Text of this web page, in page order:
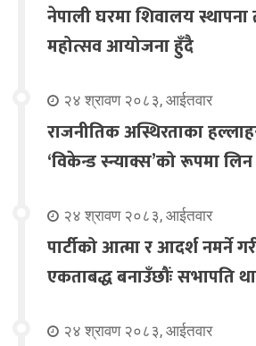
नेपाली घरमा शिवालय स्थापना
महोत्सव आयोजना हुँदै
२४ श्रावण २०८३, आईतवार
राजनीतिक अस्थिरताका
‘विकेन्ड स्न्याक्स’को रूपमा
२४ श्रावण २०८३, आईतवार
पार्टीको आत्मा र आदर्श नमर्ने
एकताबद्ध बनाउँछौंः सभापति
२४ श्रावण २०८३, आईतवार